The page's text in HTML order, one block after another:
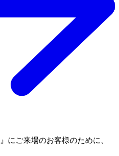
にご来場のお客様のために、